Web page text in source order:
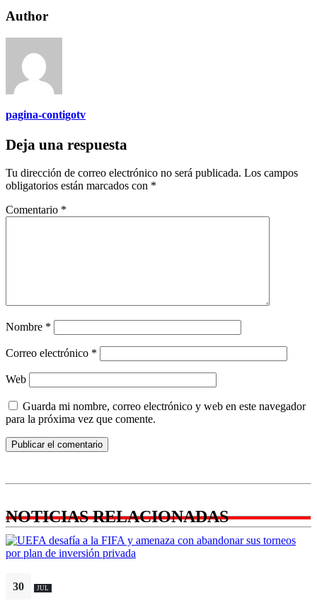
Author
pagina-contigotv
Deja una respuesta
Tu dirección de correo electrónico no será publicada. Los campos
obligatorios están marcados con *
Comentario *
Nombre *
Correo electrónico *
Web
Guarda mi nombre, correo electrónico y web en este navegador
para la próxima vez que comente.
NOTICIAS RELACIONADAS
30 JUL